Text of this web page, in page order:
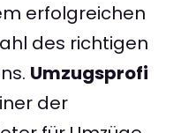
erfolgreichen
des richtigen
Umzugsprofi
der